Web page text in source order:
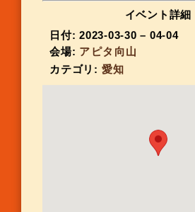
イベント詳細
日付: 2023-03-30 – 04-04
会場: アピタ向山
カテゴリ: 愛知